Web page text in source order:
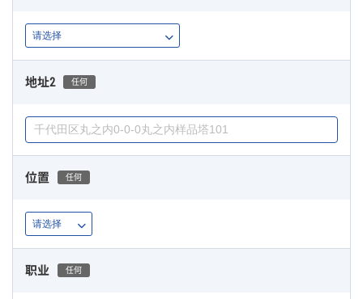
地址2 任何
位置 任何
职业 任何